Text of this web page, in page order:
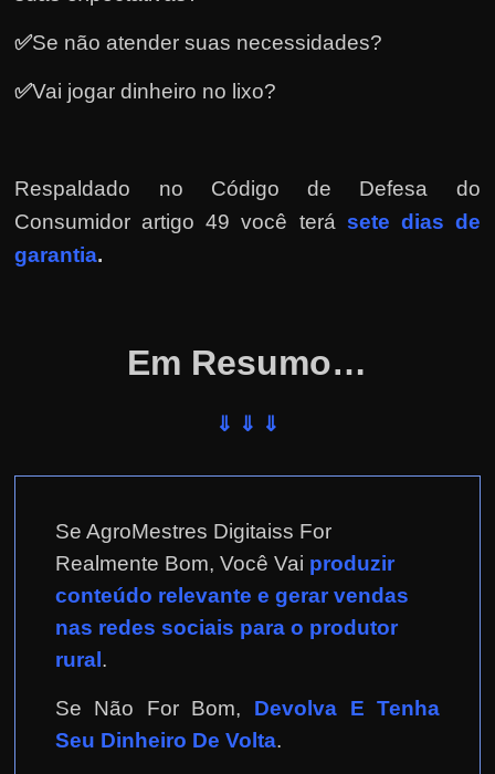
r
e
M
a
s
✅Se não atender suas necessidades?
✅Vai jogar dinheiro no lixo?
Respaldado no Código de Defesa do
Consumidor artigo 49 você terá sete dias de
garantia.
Em Resumo…
⇓ ⇓ ⇓
Se AgroMestres Digitaiss For
Realmente Bom, Você Vai produzir
conteúdo relevante e gerar vendas
nas redes sociais para o produtor
rural.
Se Não For Bom, Devolva E Tenha
Seu Dinheiro De Volta.